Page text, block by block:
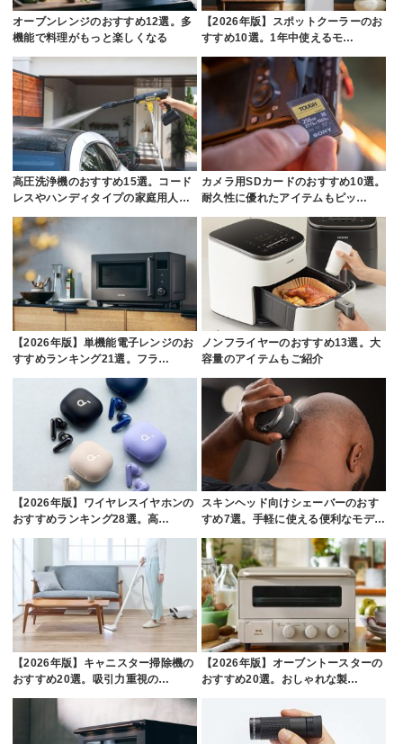
オーブンレンジのおすすめ12選。多
機能で料理がもっと楽しくなる
【2026年版】スポットクーラーのお
すすめ10選。1年中使えるモ…
高圧洗浄機のおすすめ15選。コード
レスやハンディタイプの家庭用人…
カメラ用SDカードのおすすめ10選。
耐久性に優れたアイテムもピッ…
【2026年版】単機能電子レンジのお
すすめランキング21選。フラ…
ノンフライヤーのおすすめ13選。大
容量のアイテムもご紹介
【2026年版】ワイヤレスイヤホンの
おすすめランキング28選。高…
スキンヘッド向けシェーバーのおす
すめ7選。手軽に使える便利なモデ…
【2026年版】キャニスター掃除機の
おすすめ20選。吸引力重視の…
【2026年版】オーブントースターの
おすすめ20選。おしゃれな製…